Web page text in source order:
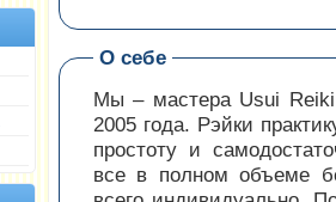
О себе
Мы – мастера Usui Reiki
2005 года. Рэйки
простоту и
все в полном объеме